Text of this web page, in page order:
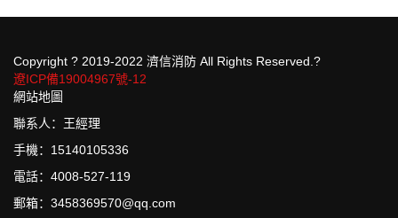
Copyright ? 2019-2022 濟信消防 All Rights Reserved.?
遼ICP備19004967號-12
網站地圖
聯系人：王經理
手機：15140105336
電話：4008-527-119
郵箱：3458369570@qq.com